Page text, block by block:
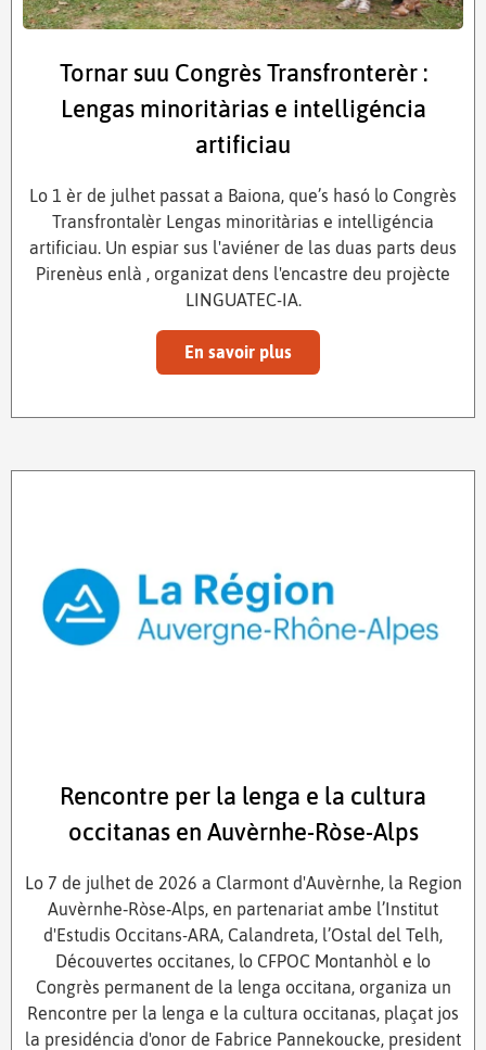
Tornar suu Congrès Transfronterèr :
Lengas minoritàrias e intelligéncia
artificiau
Lo 1 èr de julhet passat a Baiona, que’s hasó lo Congrès
Transfrontalèr Lengas minoritàrias e intelligéncia
artificiau. Un espiar sus l'aviéner de las duas parts deus
Pirenèus enlà , organizat dens l'encastre deu projècte
LINGUATEC-IA.
En savoir plus
Rencontre per la lenga e la cultura
occitanas en Auvèrnhe-Ròse-Alps
Lo 7 de julhet de 2026 a Clarmont d'Auvèrnhe, la Region
Auvèrnhe‑Ròse‑Alps, en partenariat ambe l’Institut
d'Estudis Occitans-ARA, Calandreta, l’Ostal del Telh,
Découvertes occitanes, lo CFPOC Montanhòl e lo
Congrès permanent de la lenga occitana, organiza un
Rencontre per la lenga e la cultura occitanas, plaçat jos
la presidéncia d'onor de Fabrice Pannekoucke, president